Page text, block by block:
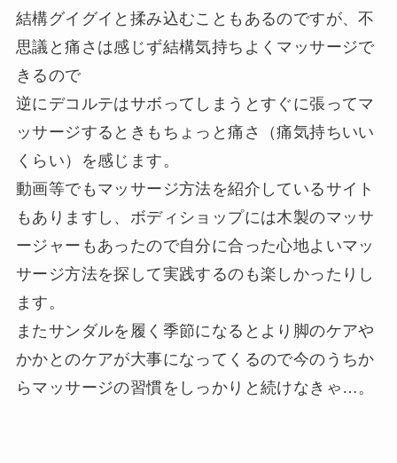
結構グイグイと揉み込むこともあるのですが、不
思議と痛さは感じず結構気持ちよくマッサージで
きるので
逆にデコルテはサボってしまうとすぐに張ってマ
ッサージするときもちょっと痛さ（痛気持ちいい
くらい）を感じます。
動画等でもマッサージ方法を紹介しているサイト
もありますし、ボディショップには木製のマッサ
ージャーもあったので自分に合った心地よいマッ
サージ方法を探して実践するのも楽しかったりし
ます。
またサンダルを履く季節になるとより脚のケアや
かかとのケアが大事になってくるので今のうちか
らマッサージの習慣をしっかりと続けなきゃ…。